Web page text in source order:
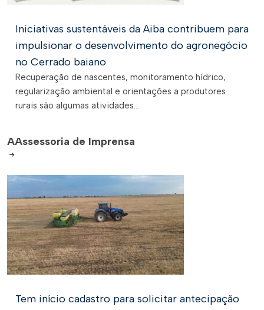
Iniciativas sustentáveis da Aiba contribuem para
impulsionar o desenvolvimento do agronegócio
no Cerrado baiano
Recuperação de nascentes, monitoramento hídrico,
regularização ambiental e orientações a produtores
rurais são algumas atividades...
AAssessoria de Imprensa
Tem início cadastro para solicitar antecipação